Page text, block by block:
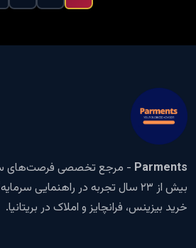
Parments - مرجع تخصصی فرصت‌های
بیش از ۲۳ سال تجربه در راهنمایی
خرید بیزینس، فرانچایز و املاک در بریتانیا.